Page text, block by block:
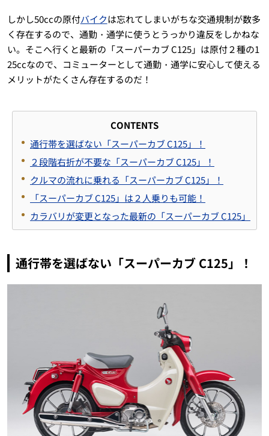
しかし50ccの原付バイクは忘れてしまいがちな交通規制が数多
く存在するので、通勤・通学に使うとうっかり違反をしかねな
い。そこへ行くと最新の「スーパーカブ C125」は原付２種の1
25ccなので、コミューターとして通勤・通学に安心して使える
メリットがたくさん存在するのだ！
CONTENTS
通行帯を選ばない「スーパーカブ C125」！
２段階右折が不要な「スーパーカブ C125」！
クルマの流れに乗れる「スーパーカブ C125」！
「スーパーカブ C125」は２人乗りも可能！
カラバリが変更となった最新の「スーパーカブ C125」
通行帯を選ばない「スーパーカブ C125」！